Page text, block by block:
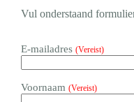
Vul onderstaand
E-mailadres (Vereist)
Voornaam (Vereist)